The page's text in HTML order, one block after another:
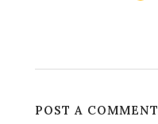
POST A COMMENT